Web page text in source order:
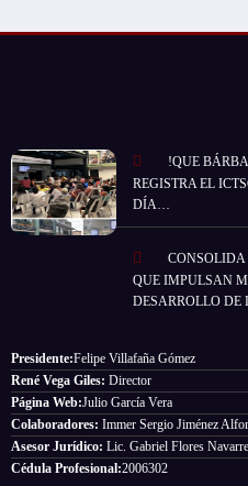
!QUE
REGISTRA EL
DÍA…
QUE IMPULSAN
DESARROLLO
Presidente:Felipe Villafaña Gómez
René Vega Giles: Director
Página Web:Julio García Vera
Colaboradores: Immer Sergio Jiménez
Asesor Jurídico: Lic. Gabriel Flores
Cédula Profesional:2006302